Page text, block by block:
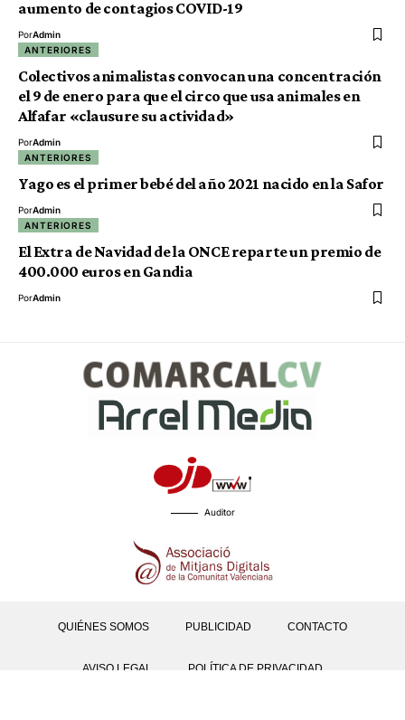
aumento de contagios COVID-19
PorAdmin
ANTERIORES
Colectivos animalistas convocan una concentración
el 9 de enero para que el circo que usa animales en
Alfafar «clausure su actividad»
PorAdmin
ANTERIORES
Yago es el primer bebé del año 2021 nacido en la Safor
PorAdmin
ANTERIORES
El Extra de Navidad de la ONCE reparte un premio de
400.000 euros en Gandia
PorAdmin
Auditor
QUIÉNES SOMOS PUBLICIDAD CONTACTO
AVISO LEGAL POLÍTICA DE PRIVACIDAD